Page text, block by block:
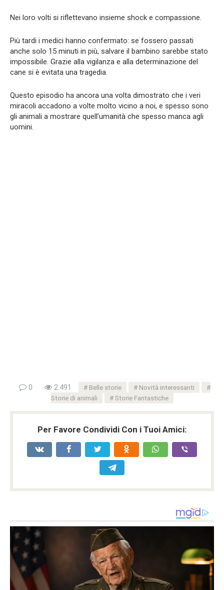
Nei loro volti si riflettevano insieme shock e compassione.
Più tardi i medici hanno confermato: se fossero passati
anche solo 15 minuti in più, salvare il bambino sarebbe stato
impossibile. Grazie alla vigilanza e alla determinazione del
cane si è evitata una tragedia.
Questo episodio ha ancora una volta dimostrato che i veri
miracoli accadono a volte molto vicino a noi, e spesso sono
gli animali a mostrare quell’umanità che spesso manca agli
uomini.
0 2.491 Belle storie
Novità interessanti
Storie di animali
Storie Fantastiche
Per Favore Condividi Con i Tuoi Amici: